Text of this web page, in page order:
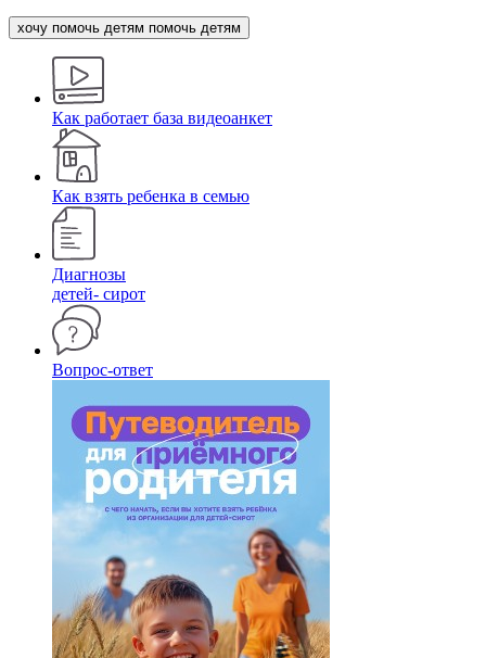
хочу помочь детям помочь детям
Как работает база видеоанкет
Как взять ребенка в семью
Диагнозы
детей- сирот
Вопрос-ответ